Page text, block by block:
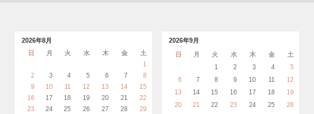
2026年8月
日
月 火 水 木 金
土
1
2
3 4 5 6 7
8
9
10 11 12 13 14
15
16
17 18 19 20 21
22
23
24 25 26 27 28
29
2026年9月
日
月 火 水 木 金
土
1
2 3 4
5
6
7 8 9 10 11
12
13
14 15 16 17 18
19
20
21 22 23 24 25
26